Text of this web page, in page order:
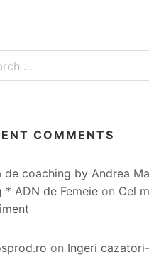
COMMENTS
de coaching by Andrea
* ADN de Femeie on Cel
on Ingeri